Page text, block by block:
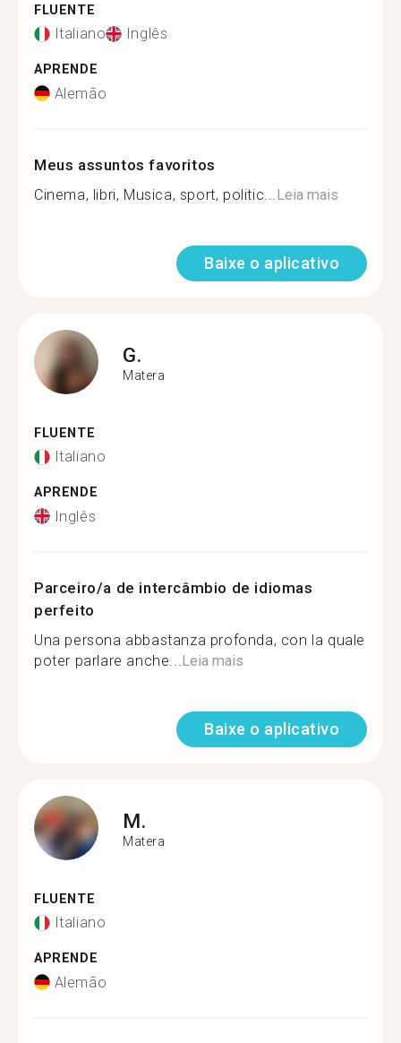
FLUENTE
Italiano Inglês
APRENDE
Alemão
Meus assuntos favoritos
Cinema, libri, Musica, sport, politic... Leia mais
Baixe o aplicativo
G.
Matera
FLUENTE
Italiano
APRENDE
Inglês
Parceiro/a de intercâmbio de idiomas
perfeito
Una persona abbastanza profonda, con la quale
poter parlare anche... Leia mais
Baixe o aplicativo
M.
Matera
FLUENTE
Italiano
APRENDE
Alemão